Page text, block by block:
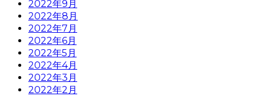
2022年9月
2022年8月
2022年7月
2022年6月
2022年5月
2022年4月
2022年3月
2022年2月